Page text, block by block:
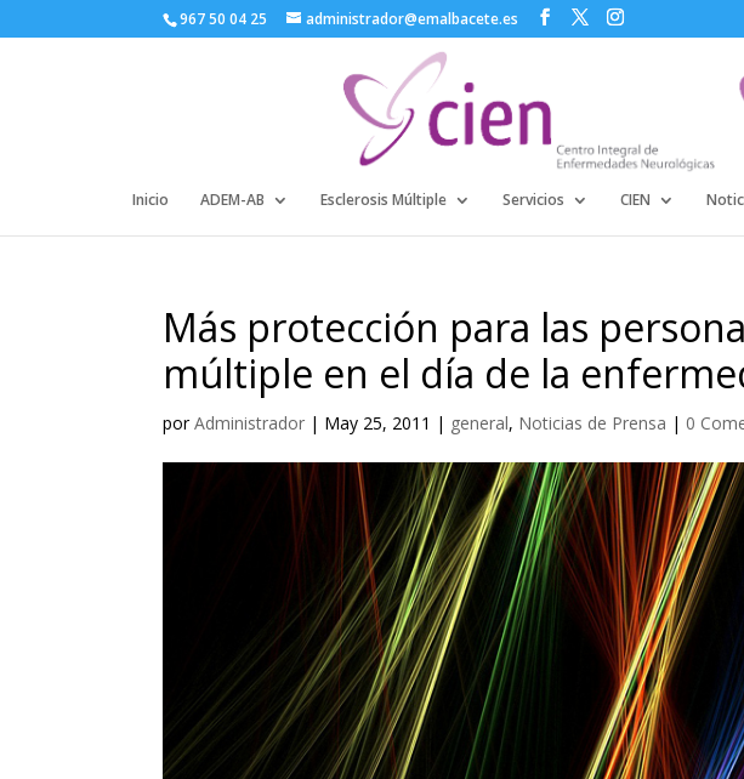
967 50 04 25 administrador@emalbacete.es
Inicio ADEM-AB Esclerosis Múltiple Servicios CIEN
Más protección para las
múltiple en el día de la
porAdministrador | May 25, 2011 | general, Noticias de Prensa | 0